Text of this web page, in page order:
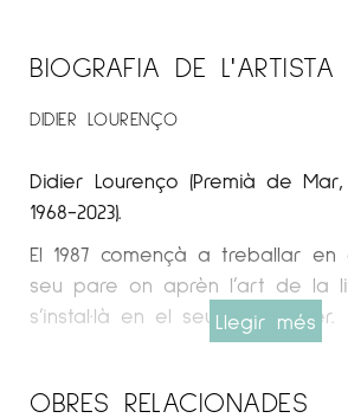
BIOGRAFIA DE L'ARTISTA
DIDIER LOURENÇO
Didier Lourenço (Premià de Mar,
1968-2023).
El 1987 començà a treballar
seu pare on aprèn l’art de la
s’instal·là en el seu propi taller.
TRAJECTÒRIA
Llegir més
OBRES RELACIONADES